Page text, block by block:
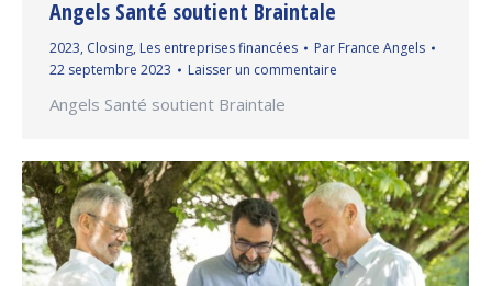
Angels Santé soutient Braintale
2023, Closing, Les entreprises financées Par France Angels
22 septembre 2023
Laisser un commentaire
Angels Santé soutient Braintale